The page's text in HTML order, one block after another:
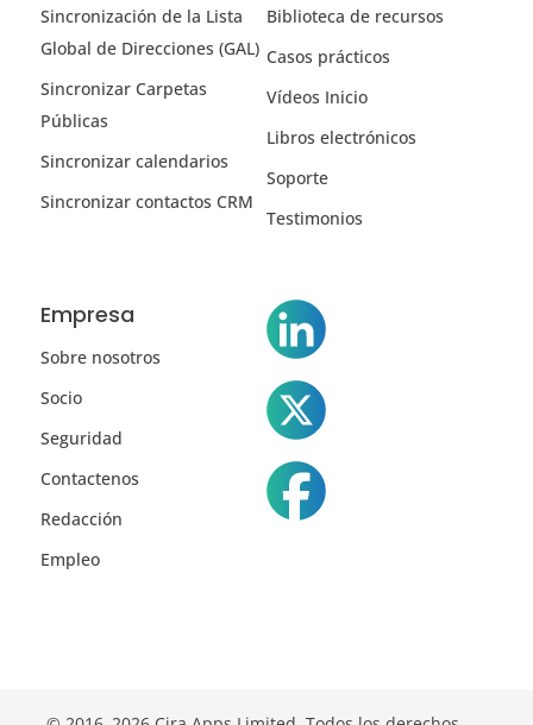
Sincronización de la Lista
Global de Direcciones (GAL)
Sincronizar Carpetas
Públicas
Sincronizar calendarios
Sincronizar contactos CRM
Biblioteca de recursos
Casos prácticos
Vídeos Inicio
Libros electrónicos
Soporte
Testimonios
Empresa
Sobre nosotros
Socio
Seguridad
Contactenos
Redacción
Empleo